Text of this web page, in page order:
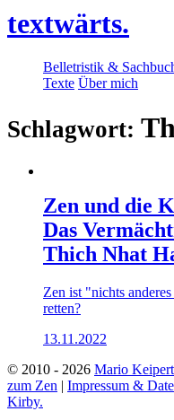
textwärts.
Belletristik &
Texte Über mich
Schlagwort:
Zen und die
Das
Thich Nhat
Zen ist "nichts
retten?
13.11.2022
© 2010 - 2026 Mario Keipert
zum Zen | Impressum &
Kirby.